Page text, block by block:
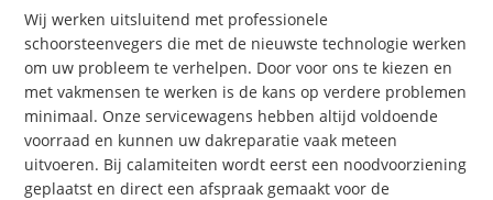
Wij werken uitsluitend met professionele
schoorsteenvegers die met de nieuwste technologie werken
om uw probleem te verhelpen. Door voor ons te kiezen en
met vakmensen te werken is de kans op verdere problemen
minimaal. Onze servicewagens hebben altijd voldoende
voorraad en kunnen uw dakreparatie vaak meteen
uitvoeren. Bij calamiteiten wordt eerst een noodvoorziening
geplaatst en direct een afspraak gemaakt voor de